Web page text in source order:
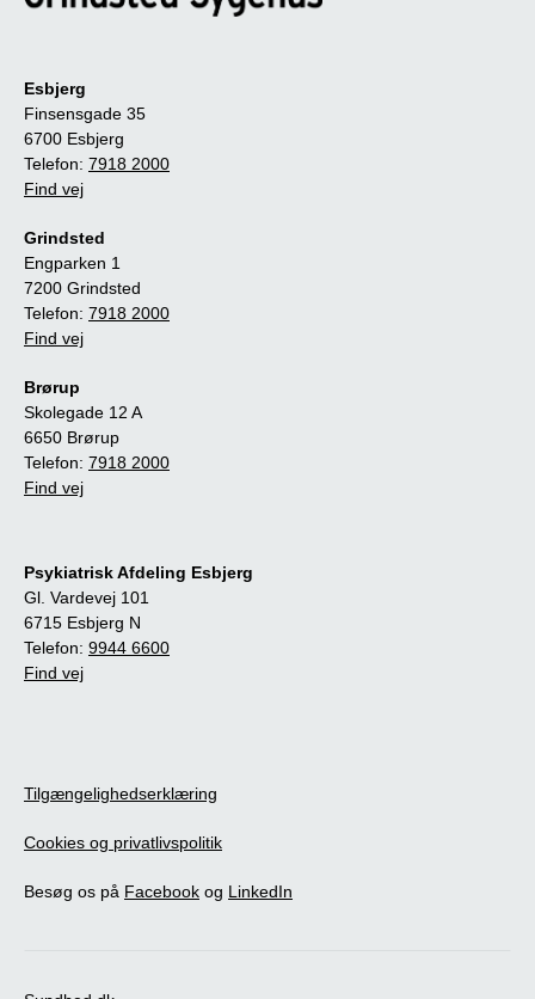
Esbjerg
Finsensgade 35
6700 Esbjerg
Telefon: 7918 2000
Find vej
Grindsted
Engparken 1
7200 Grindsted
Telefon: 7918 2000
Find vej
Brørup
Skolegade 12 A
6650 Brørup
Telefon: 7918 2000
Find vej
Psykiatrisk Afdeling Esbjerg
Gl. Vardevej 101
6715 Esbjerg N
Telefon: 9944 6600
Find vej
Tilgængelighedserklæring
Cookies og privatlivspolitik
Besøg os på Facebook og LinkedIn